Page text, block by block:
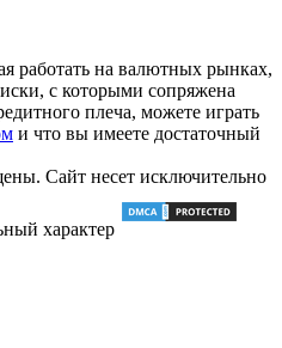
работать на валютных рынках,
с которыми сопряжена
плеча, можете играть
и что вы имеете достаточный
Сайт несет исключительно
характер